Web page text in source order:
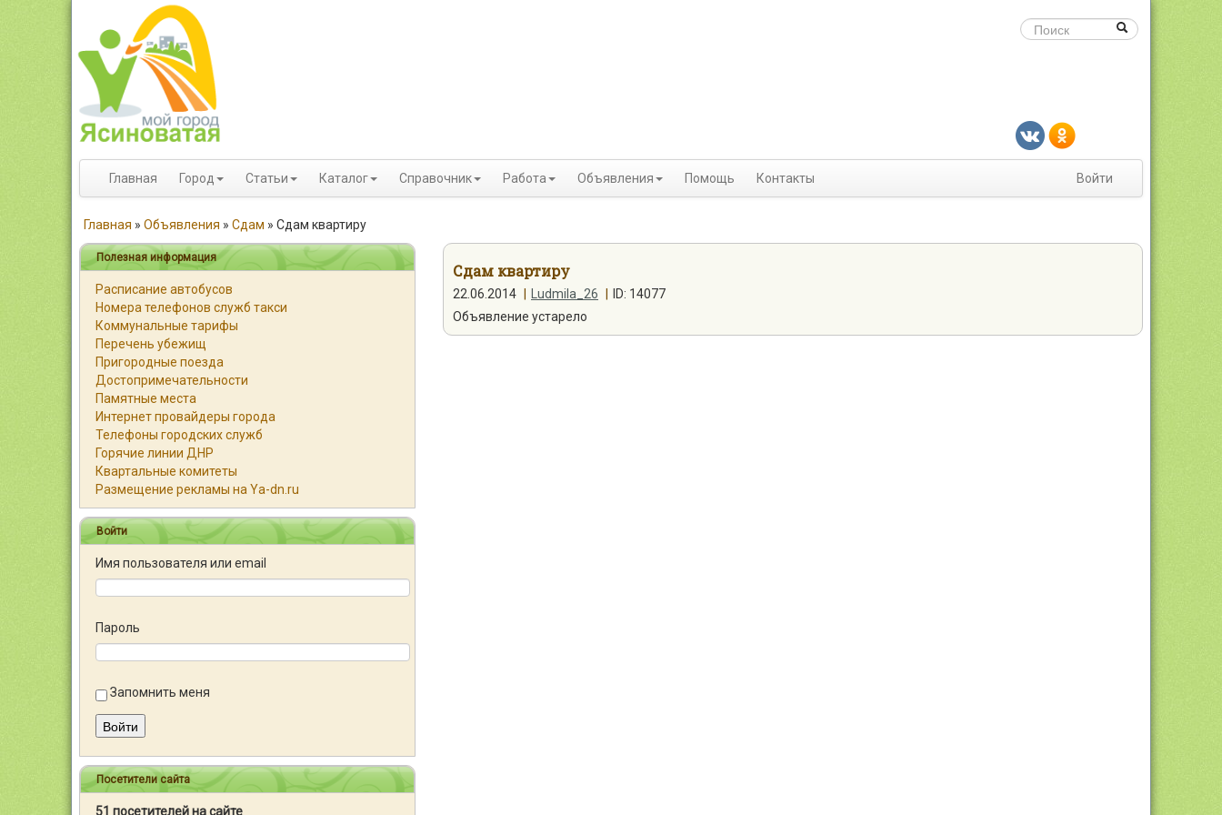
Главная Город Статьи Каталог Справочник Работа Объявления Помощь Контакты Войти
Главная » Объявления » Сдам » Сдам квартиру
Полезная информация
Расписание автобусов
Номера телефонов служб такси
Коммунальные тарифы
Перечень убежищ
Пригородные поезда
Достопримечательности
Памятные места
Интернет провайдеры города
Телефоны городских служб
Горячие линии ДНР
Квартальные комитеты
Размещение рекламы на Ya-dn.ru
Войти
Имя пользователя или email
Пароль
Запомнить меня
Войти
Посетители сайта
51 посетителей на сайте
Сдам квартиру
22.06.2014 Ludmila_26
ID: 14077
Объявление устарело